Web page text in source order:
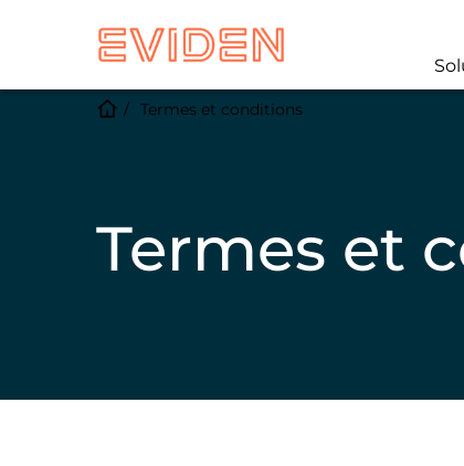
Termes et conditions
Termes et